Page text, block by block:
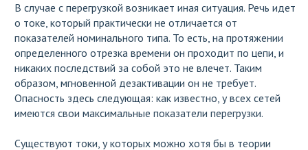
В случае с перегрузкой возникает иная ситуация. Речь идет
о токе, который практически не отличается от
показателей номинального типа. То есть, на протяжении
определенного отрезка времени он проходит по цепи, и
никаких последствий за собой это не влечет. Таким
образом, мгновенной дезактивации он не требует.
Опасность здесь следующая: как известно, у всех сетей
имеются свои максимальные показатели перегрузки.
Существуют токи, у которых можно хотя бы в теории